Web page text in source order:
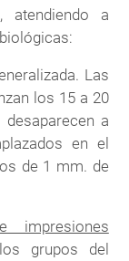
a
Las
los 15 a 20
a
en el
de 1 mm. de
impresiones
grupos del